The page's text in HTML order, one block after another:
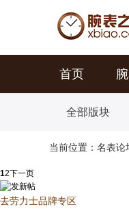
首页
全部版块
当前位置： 名表论
12下一页
去劳力士品牌专区